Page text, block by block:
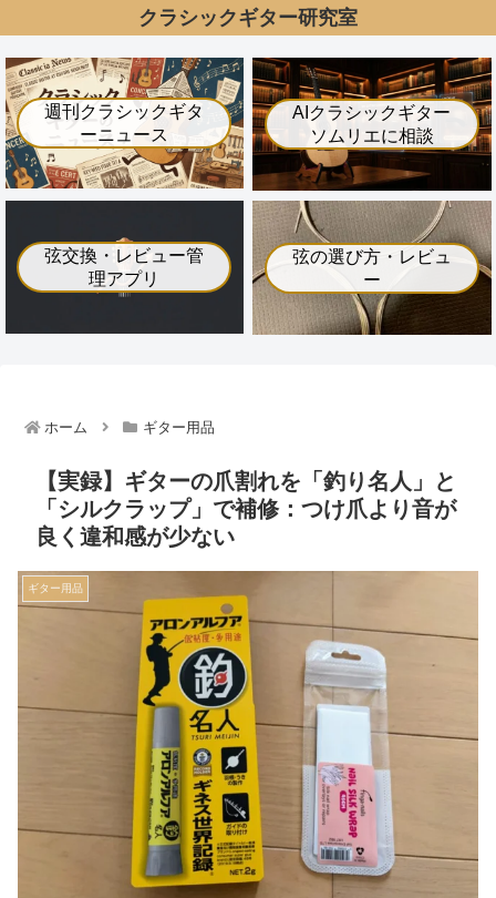
クラシックギター研究室
週刊クラシックギタ
ーニュース
AIクラシックギター
ソムリエに相談
弦交換・レビュー管
理アプリ
弦の選び方・レビュ
ー
ホーム ギター用品
【実録】ギターの爪割れを「釣り名人」と
「シルクラップ」で補修：つけ爪より音が
良く違和感が少ない
ギター用品